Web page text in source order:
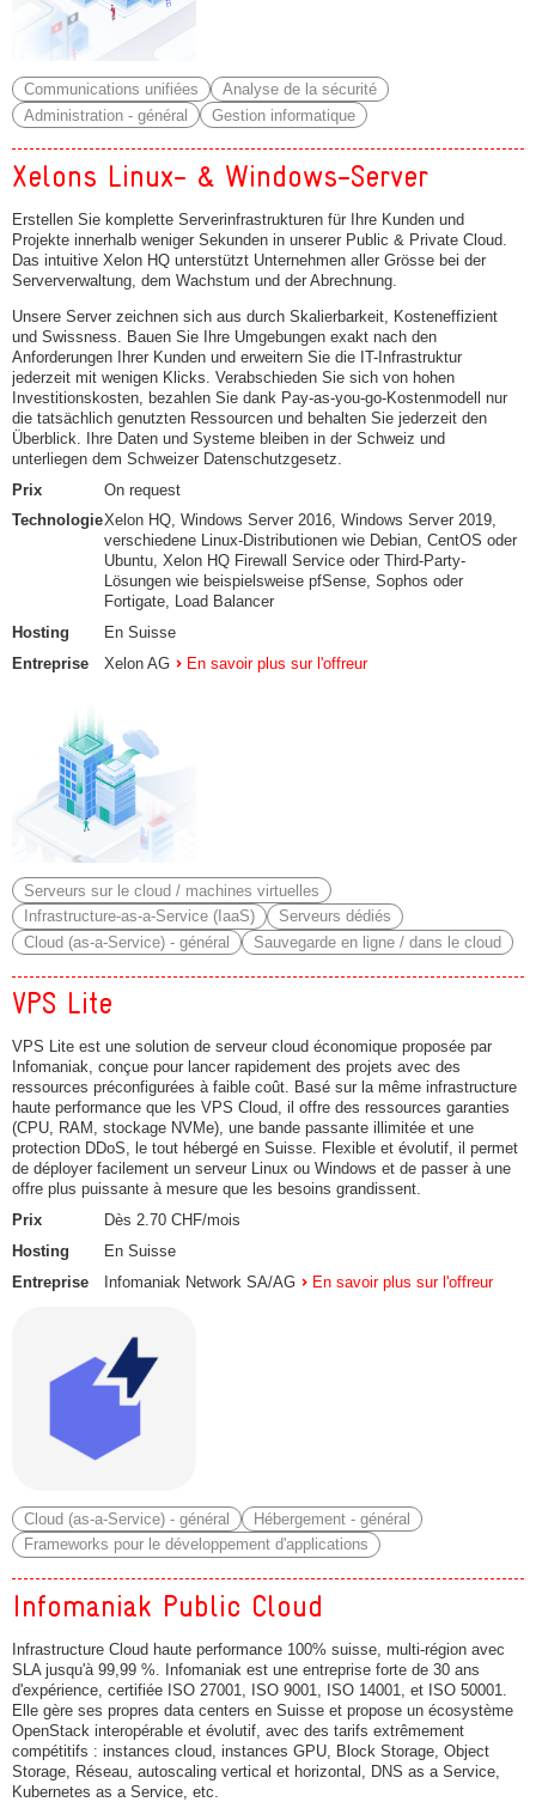
Communications unifiées
Analyse de la sécurité
Administration - général
Gestion informatique
Xelons Linux- & Windows-Server
Erstellen Sie komplette Serverinfrastrukturen für Ihre Kunden und
Projekte innerhalb weniger Sekunden in unserer Public & Private Cloud.
Das intuitive Xelon HQ unterstützt Unternehmen aller Grösse bei der
Serververwaltung, dem Wachstum und der Abrechnung.
Unsere Server zeichnen sich aus durch Skalierbarkeit, Kosteneffizient
und Swissness. Bauen Sie Ihre Umgebungen exakt nach den
Anforderungen Ihrer Kunden und erweitern Sie die IT-Infrastruktur
jederzeit mit wenigen Klicks. Verabschieden Sie sich von hohen
Investitionskosten, bezahlen Sie dank Pay-as-you-go-Kostenmodell nur
die tatsächlich genutzten Ressourcen und behalten Sie jederzeit den
Überblick. Ihre Daten und Systeme bleiben in der Schweiz und
unterliegen dem Schweizer Datenschutzgesetz.
Prix
On request
TechnologieXelon HQ, Windows Server 2016, Windows Server 2019,
verschiedene Linux-Distributionen wie Debian, CentOS oder
Ubuntu, Xelon HQ Firewall Service oder Third-Party-
Lösungen wie beispielsweise pfSense, Sophos oder
Fortigate, Load Balancer
Hosting
En Suisse
Entreprise
Xelon AG En savoir plus sur l'offreur
Serveurs sur le cloud / machines virtuelles
Infrastructure-as-a-Service (IaaS)
Serveurs dédiés
Cloud (as-a-Service) - général
Sauvegarde en ligne / dans le cloud
VPS Lite
VPS Lite est une solution de serveur cloud économique proposée par
Infomaniak, conçue pour lancer rapidement des projets avec des
ressources préconfigurées à faible coût. Basé sur la même infrastructure
haute performance que les VPS Cloud, il offre des ressources garanties
(CPU, RAM, stockage NVMe), une bande passante illimitée et une
protection DDoS, le tout hébergé en Suisse. Flexible et évolutif, il permet
de déployer facilement un serveur Linux ou Windows et de passer à une
offre plus puissante à mesure que les besoins grandissent.
Prix
Dès 2.70 CHF/mois
Hosting
En Suisse
Entreprise
Infomaniak Network SA/AG En savoir plus sur l'offreur
Cloud (as-a-Service) - général
Hébergement - général
Frameworks pour le développement d'applications
Infomaniak Public Cloud
Infrastructure Cloud haute performance 100% suisse, multi-région avec
SLA jusqu'à 99,99 %. Infomaniak est une entreprise forte de 30 ans
d'expérience, certifiée ISO 27001, ISO 9001, ISO 14001, et ISO 50001.
Elle gère ses propres data centers en Suisse et propose un écosystème
OpenStack interopérable et évolutif, avec des tarifs extrêmement
compétitifs : instances cloud, instances GPU, Block Storage, Object
Storage, Réseau, autoscaling vertical et horizontal, DNS as a Service,
Kubernetes as a Service, etc.